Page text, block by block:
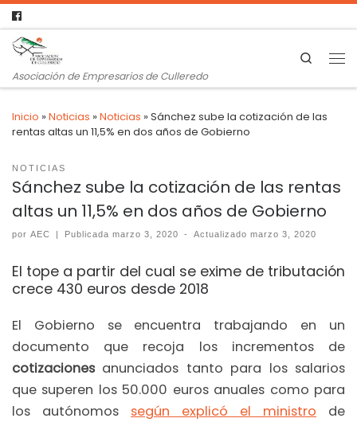
Asociación de Empresarios de Culleredo
Search
Inicio »Noticias »Noticias »Sánchez sube la cotización de las
rentas altas un 11,5% en dos años de Gobierno
NOTICIAS
Sánchez sube la cotización de las rentas
altas un 11,5% en dos años de Gobierno
por AEC | Publicadamarzo 3, 2020 - Actualizadomarzo 3, 2020
El tope a partir del cual se exime de tributación
crece 430 euros desde 2018
El Gobierno se encuentra trabajando en un
documento que recoja los incrementos de
cotizaciones anunciados tanto para los salarios
que superen los 50.000 euros anuales como para
los autónomos según explicó el ministro de